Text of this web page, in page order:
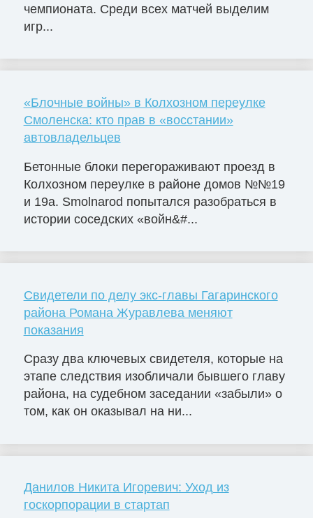
чемпионата. Среди всех матчей выделим
игр...
«Блочные войны» в Колхозном переулке
Смоленска: кто прав в «восстании»
автовладельцев
Бетонные блоки перегораживают проезд в
Колхозном переулке в районе домов №№19
и 19а. Smolnarod попытался разобраться в
истории соседских «войн&#...
Свидетели по делу экс-главы Гагаринского
района Романа Журавлева меняют
показания
Сразу два ключевых свидетеля, которые на
этапе следствия изобличали бывшего главу
района, на судебном заседании «забыли» о
том, как он оказывал на ни...
Данилов Никита Игоревич: Уход из
госкорпорации в стартап